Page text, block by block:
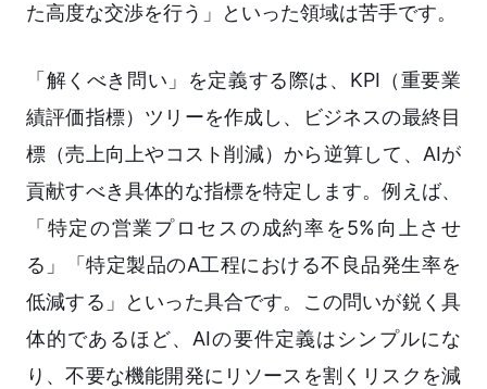
た高度な交渉を行う」といった領域は苦手です。
「解くべき問い」を定義する際は、KPI（重要業
績評価指標）ツリーを作成し、ビジネスの最終目
標（売上向上やコスト削減）から逆算して、AIが
貢献すべき具体的な指標を特定します。例えば、
「特定の営業プロセスの成約率を5%向上させ
る」「特定製品のA工程における不良品発生率を
低減する」といった具合です。この問いが鋭く具
体的であるほど、AIの要件定義はシンプルにな
り、不要な機能開発にリソースを割くリスクを減